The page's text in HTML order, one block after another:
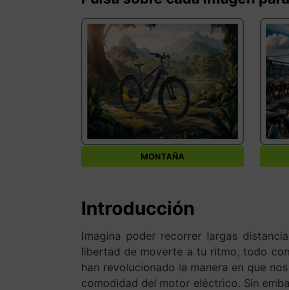
MONTAÑA
Introducción
Imagina poder recorrer largas
libertad de moverte a tu ritmo, todo
han revolucionado la manera en que
comodidad del motor eléctrico. Sin